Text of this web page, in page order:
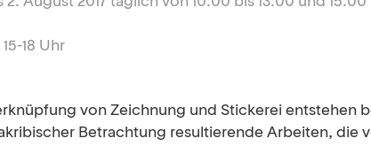
18 Uhr
von Zeichnung und Stickerei entstehen
Betrachtung resultierende Arbeiten, die